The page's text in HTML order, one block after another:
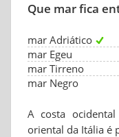
Que mar fica
mar Adriático
mar Egeu
mar Tirreno
mar Negro
A costa
oriental da Itália é